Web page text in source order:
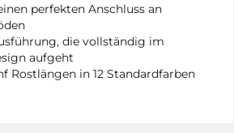
perfekten Anschluss an
die vollständig im
aufgeht
Rostlängen in 12 Standardfarben